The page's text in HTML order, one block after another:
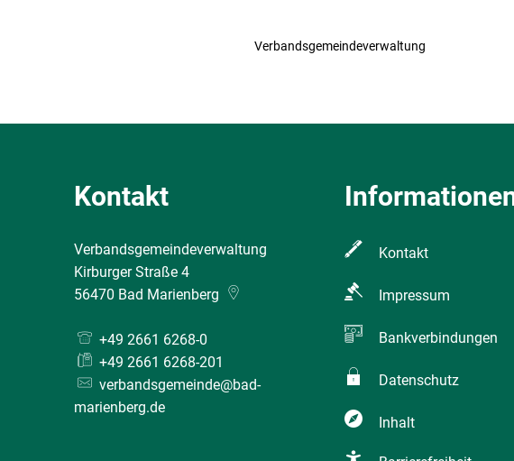
Verbandsgemeindeverwaltung
Kontakt
Verbandsgemeindeverwaltung
Kirburger Straße 4
56470 Bad Marienberg
+49 2661 6268-0
+49 2661 6268-201
verbandsgemeinde@bad-
marienberg.de
Kontakt
Impressum
Bankverbindungen
Datenschutz
Inhalt